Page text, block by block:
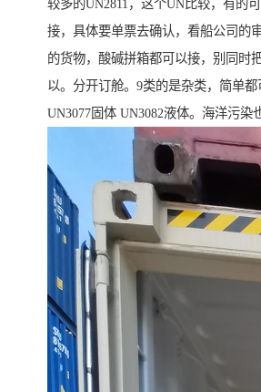
较多的UN2811，这个UN比较，有的
接，具体要单票去确认，看船公司的
的货物，酸碱拼箱都可以接，别同时
以。分开订舱。9类的是杂类，简单
UN3077固体 UN3082液体。海洋污染